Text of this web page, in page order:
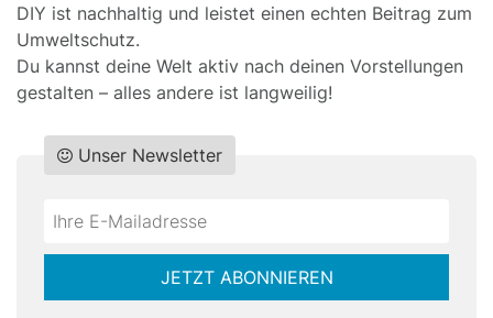
DIY ist nachhaltig und leistet einen echten Beitrag zum
Umweltschutz.
Du kannst deine Welt aktiv nach deinen Vorstellungen
gestalten – alles andere ist langweilig!
Do
Unser Newsletter
*Ihre
JETZT ABONNIEREN